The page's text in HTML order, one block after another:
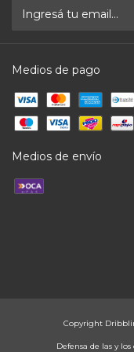
Medios de pago
Medios de envío
Copyright
Defensa de las y